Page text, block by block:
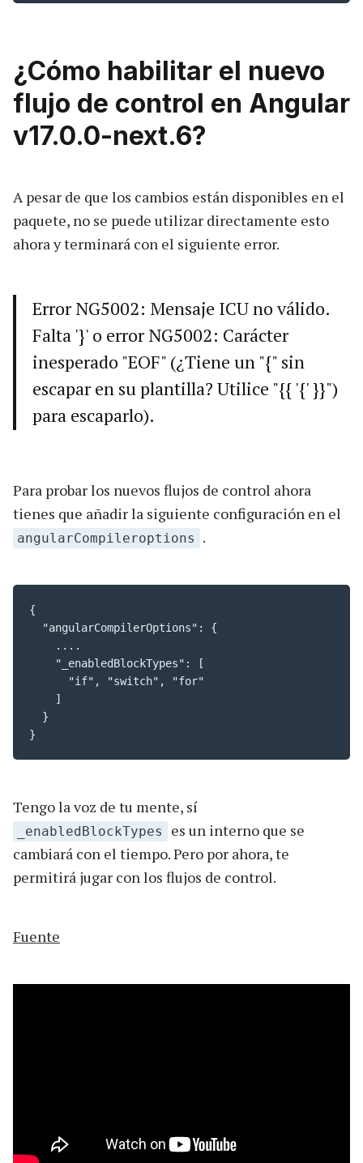
¿Cómo habilitar el nuevo
flujo de control en Angular
v17.0.0-next.6?
A pesar de que los cambios están disponibles en el
paquete, no se puede utilizar directamente esto
ahora y terminará con el siguiente error.
Error NG5002: Mensaje ICU no válido.
Falta '}' o error NG5002: Carácter
inesperado "EOF" (¿Tiene un "{" sin
escapar en su plantilla? Utilice "{{ '{' }}")
para escaparlo).
Para probar los nuevos flujos de control ahora
tienes que añadir la siguiente configuración en el
angularCompileroptions .
{
  "angularCompilerOptions": {
    ....
    "_enabledBlockTypes": [
      "if", "switch", "for"
    ]
  }
}
Tengo la voz de tu mente, sí
_enabledBlockTypes
es un interno que se
cambiará con el tiempo. Pero por ahora, te
permitirá jugar con los flujos de control.
Fuente